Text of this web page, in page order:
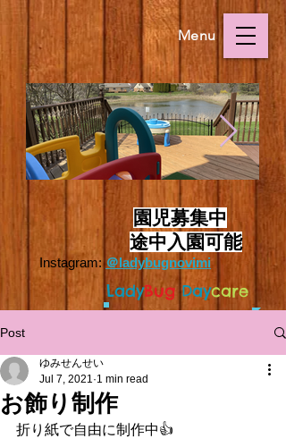
Outside.HEIC
​
園児募集中
途中入園可能
Instagram: ＠ladybugnovimi
LadyBug Daycare
Menu
Post
お飾り制作
ゆみせんせい
Jul 7, 2021 1 min read
折り紙で自由に制作中👍